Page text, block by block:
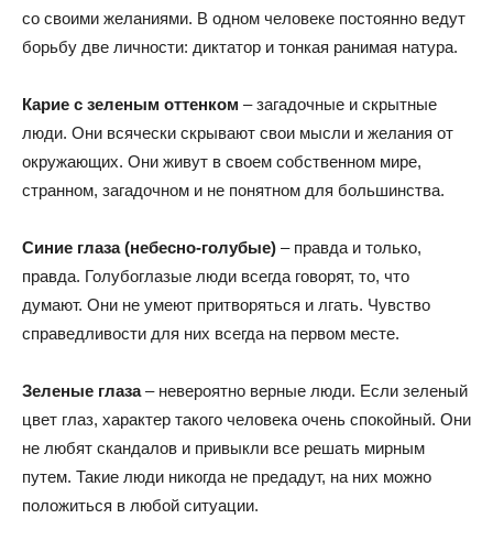
со своими желаниями. В одном человеке постоянно ведут
борьбу две личности: диктатор и тонкая ранимая натура.
Карие с зеленым оттенком – загадочные и скрытные
люди. Они всячески скрывают свои мысли и желания от
окружающих. Они живут в своем собственном мире,
странном, загадочном и не понятном для большинства.
Синие глаза (небесно-голубые) – правда и только,
правда. Голубоглазые люди всегда говорят, то, что
думают. Они не умеют притворяться и лгать. Чувство
справедливости для них всегда на первом месте.
Зеленые глаза– невероятно верные люди. Если зеленый
цвет глаз, характер такого человека очень спокойный. Они
не любят скандалов и привыкли все решать мирным
путем. Такие люди никогда не предадут, на них можно
положиться в любой ситуации.